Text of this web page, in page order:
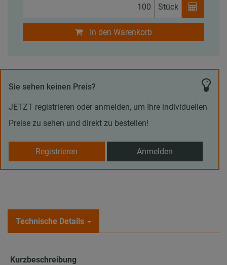
Stück
In den Warenkorb
Sie sehen keinen Preis?
JETZT registrieren oder anmelden, um Ihre individuellen
Preise zu sehen und direkt zu bestellen!
Registrieren Anmelden
Technische Details
Kurzbeschreibung